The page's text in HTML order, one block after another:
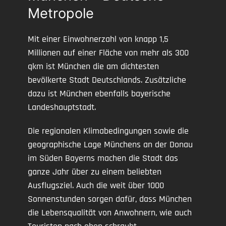
Metropole
Mit einer Einwohnerzahl von knapp 1,5
Millionen auf einer Fläche von mehr als 300
qkm ist München die am dichtesten
bevölkerte Stadt Deutschlands. Zusätzliche
dazu ist München ebenfalls bayerische
Landeshauptstadt.
Die regionalen Klimabedingungen sowie die
geographische Lage Münchens an der Donau
im Süden Bayerns machen die Stadt das
ganze Jahr über zu einem beliebten
Ausflugsziel. Auch die weit über 1000
Sonnenstunden sorgen dafür, dass München
die Lebensqualität von Anwohnern, wie auch